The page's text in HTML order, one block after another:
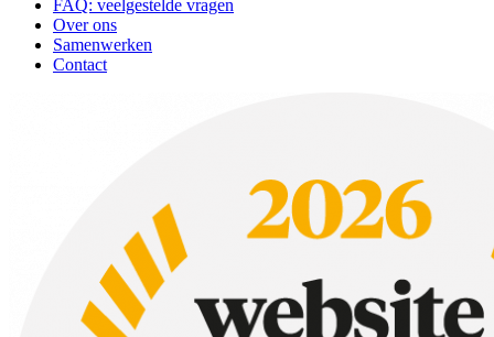
FAQ: veelgestelde vragen
Over ons
Samenwerken
Contact